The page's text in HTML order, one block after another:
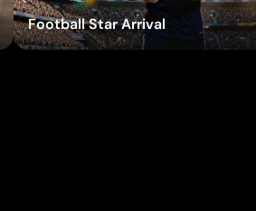
Experimente os efeitos
Football Star Arrival